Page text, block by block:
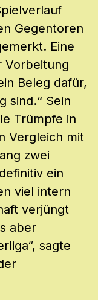
Gegentoren
Eine
Vorbeitung
Beleg dafür,
sind.“ Sein
Trümpfe in
Vergleich mit
zwei
ein
viel intern
verjüngt
aber
sagte